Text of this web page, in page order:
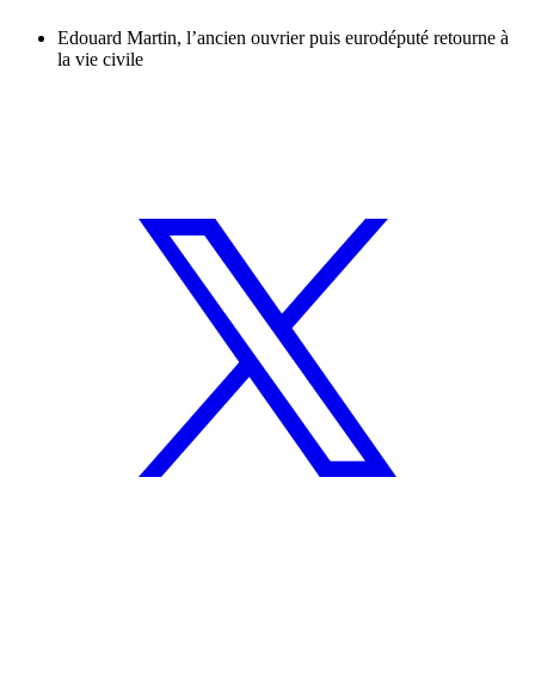
Edouard Martin, l’ancien ouvrier puis eurodéputé retourne à
la vie civile